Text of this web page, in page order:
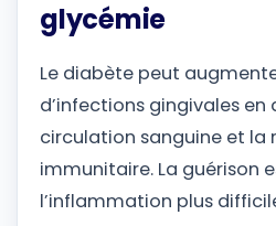
glycémie
Le diabète peut
d’infections gingivales
circulation sanguine et la
immunitaire. La guérison
l’inflammation plus